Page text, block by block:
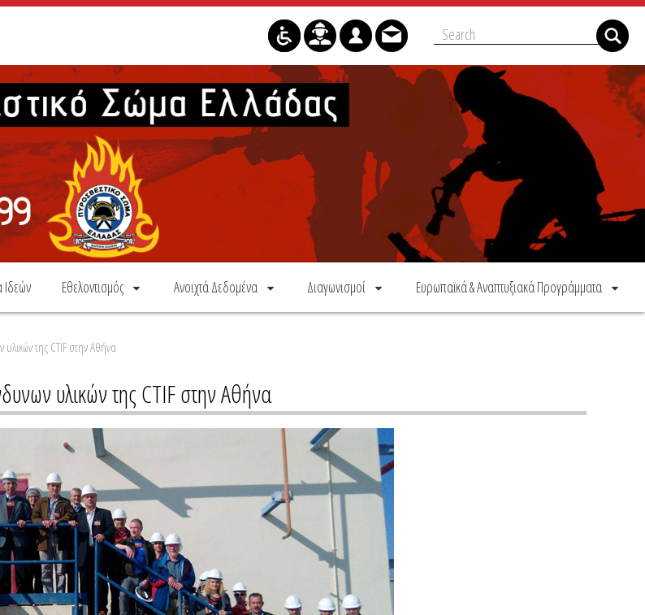
Εθελοντισμός Ανοιχτά Δεδομένα Διαγωνισμοί Ευρωπαϊκά & Αναπτυξιακά Προγράμματα
της CTIF στην Αθήνα
υλικών της CTIF στην Αθήνα